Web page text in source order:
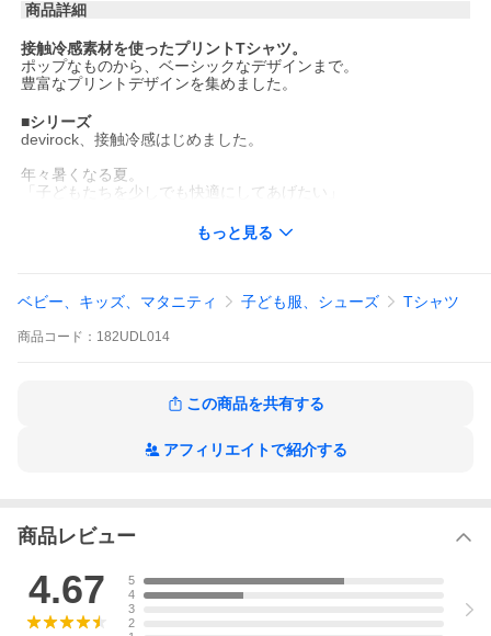
商品詳細
接触冷感素材を使ったプリントTシャツ。
ポップなものから、ベーシックなデザインまで。
豊富なプリントデザインを集めました。
■シリーズ
devirock、接触冷感はじめました。
年々暑くなる夏。
「子どもたちを少しでも快適にしてあげたい」
接触冷感性のある糸を使用しているから、
さらに、"シャリっ"と感のある綿混素材なので
シーン問わず、毎日着られる。
さらっとした肌ざわりと清涼感のある風合いが魅力。
伸縮性：ふつう
ベーシックなアイテムを合わせれば、通園・通学コーデにも〇
トレンド感のあるゆるっとしたボトムスやフレアパンツなどを合
わせれば、お出かけシーンにもぴったり。
もっと見る
ベビー、キッズ、マタニティ 子ども服、シューズ Tシャツ
商品 コード： 182UDL014
この商品を共有する
アフィリエイトで紹介する
商品レビュー
4.67
5
4
3
2